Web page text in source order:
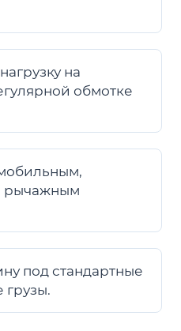
на
обмотке
рычажным
под стандартные
грузы.